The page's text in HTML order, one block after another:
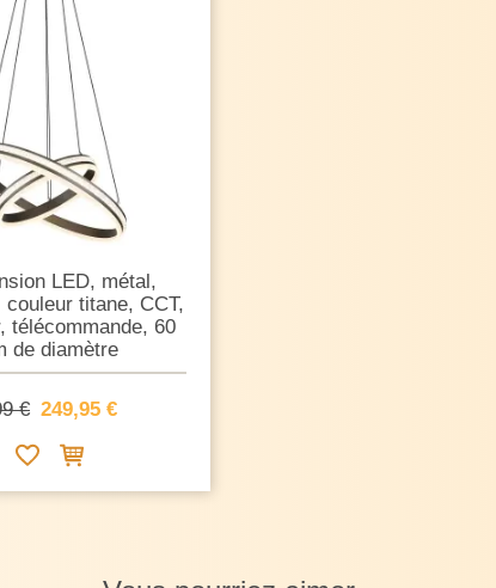
LED, métal,
titane, CCT,
télécommande, 60
de diamètre
€ 249,95 €